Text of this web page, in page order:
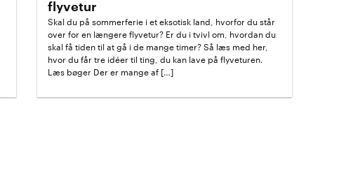
flyvetur
Skal du på sommerferie i et eksotisk land, hvorfor du står
over for en længere flyvetur? Er du i tvivl om, hvordan du
skal få tiden til at gå i de mange timer? Så læs med her,
hvor du får tre idéer til ting, du kan lave på flyveturen.
Læs bøger Der er mange af […]